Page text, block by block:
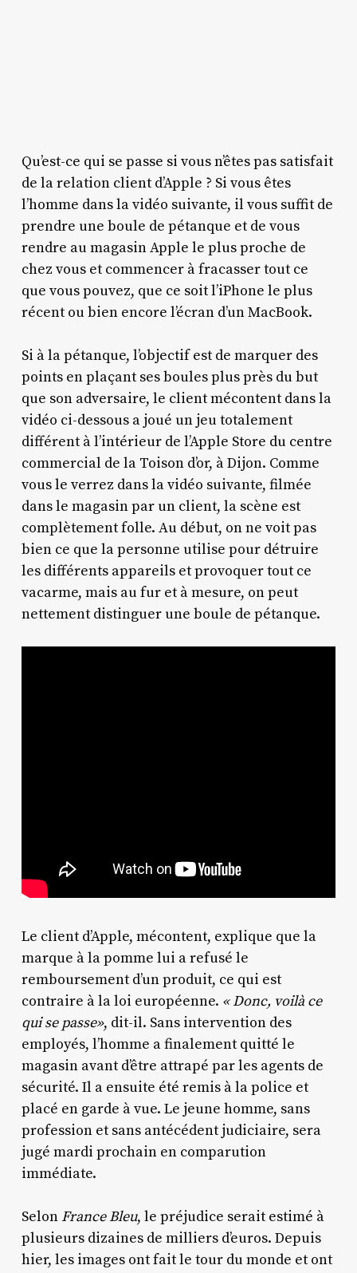
Qu’est-ce qui se passe si vous n’êtes pas satisfait
de la relation client d’Apple ? Si vous êtes
l’homme dans la vidéo suivante, il vous suffit de
prendre une boule de pétanque et de vous
rendre au magasin Apple le plus proche de
chez vous et commencer à fracasser tout ce
que vous pouvez, que ce soit l’iPhone le plus
récent ou bien encore l’écran d’un MacBook.
Si à la pétanque, l’objectif est de marquer des
points en plaçant ses boules plus près du but
que son adversaire, le client mécontent dans la
vidéo ci-dessous a joué un jeu totalement
différent à l’intérieur de l’Apple Store du centre
commercial de la Toison d’or, à Dijon. Comme
vous le verrez dans la vidéo suivante, filmée
dans le magasin par un client, la scène est
complètement folle. Au début, on ne voit pas
bien ce que la personne utilise pour détruire
les différents appareils et provoquer tout ce
vacarme, mais au fur et à mesure, on peut
nettement distinguer une boule de pétanque.
Le client d’Apple, mécontent, explique que la
marque à la pomme lui a refusé le
remboursement d’un produit, ce qui est
contraire à la loi européenne. « Donc, voilà ce
qui se passe», dit-il. Sans intervention des
employés, l’homme a finalement quitté le
magasin avant d’être attrapé par les agents de
sécurité. Il a ensuite été remis à la police et
placé en garde à vue. Le jeune homme, sans
profession et sans antécédent judiciaire, sera
jugé mardi prochain en comparution
immédiate.
Selon France Bleu, le préjudice serait estimé à
plusieurs dizaines de milliers d’euros. Depuis
hier, les images ont fait le tour du monde et ont